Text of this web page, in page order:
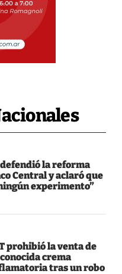
la reforma
Central y aclaró que
experimento”
prohibió la venta de
crema
tras un robo